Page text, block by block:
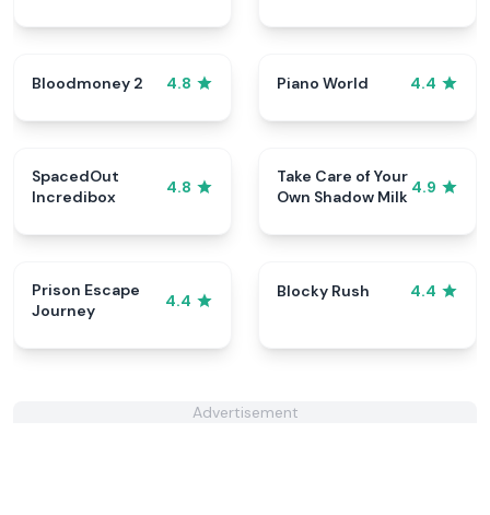
Bloodmoney 2 4.8 Piano World 4.4
SpacedOut
Incredibox
4.8
Take Care of Your
Own Shadow Milk 4.9
Prison Escape
Journey
4.4
Blocky Rush 4.4
Advertisement